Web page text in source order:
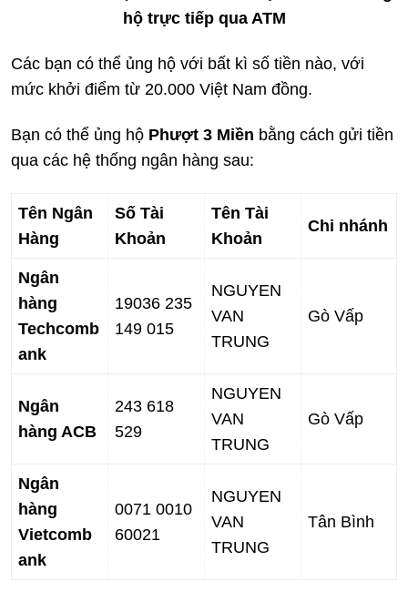
hộ trực tiếp qua ATM
Các bạn có thể ủng hộ với bất kì số tiền nào, với
mức khởi điểm từ 20.000 Việt Nam đồng.
Bạn có thể ủng hộ Phượt 3 Miền bằng cách gửi tiền
qua các hệ thống ngân hàng sau:
Tên Ngân
Hàng
Số Tài
Khoản
Tên Tài
Khoản
Chi nhánh
Ngân
hàng
Techcomb
ank
19036 235
149 015
NGUYEN
VAN
TRUNG
Gò Vấp
Ngân
hàng ACB
243 618
529
NGUYEN
VAN
TRUNG
Gò Vấp
Ngân
hàng
Vietcomb
ank
0071 0010
60021
NGUYEN
VAN
TRUNG
Tân Bình